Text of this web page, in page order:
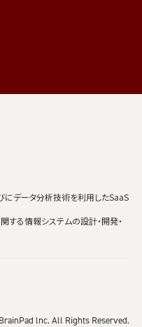
にデータ分析技術を利用したSaaS
する情報システムの設計・開発・
lnc. All Rights Reserved.